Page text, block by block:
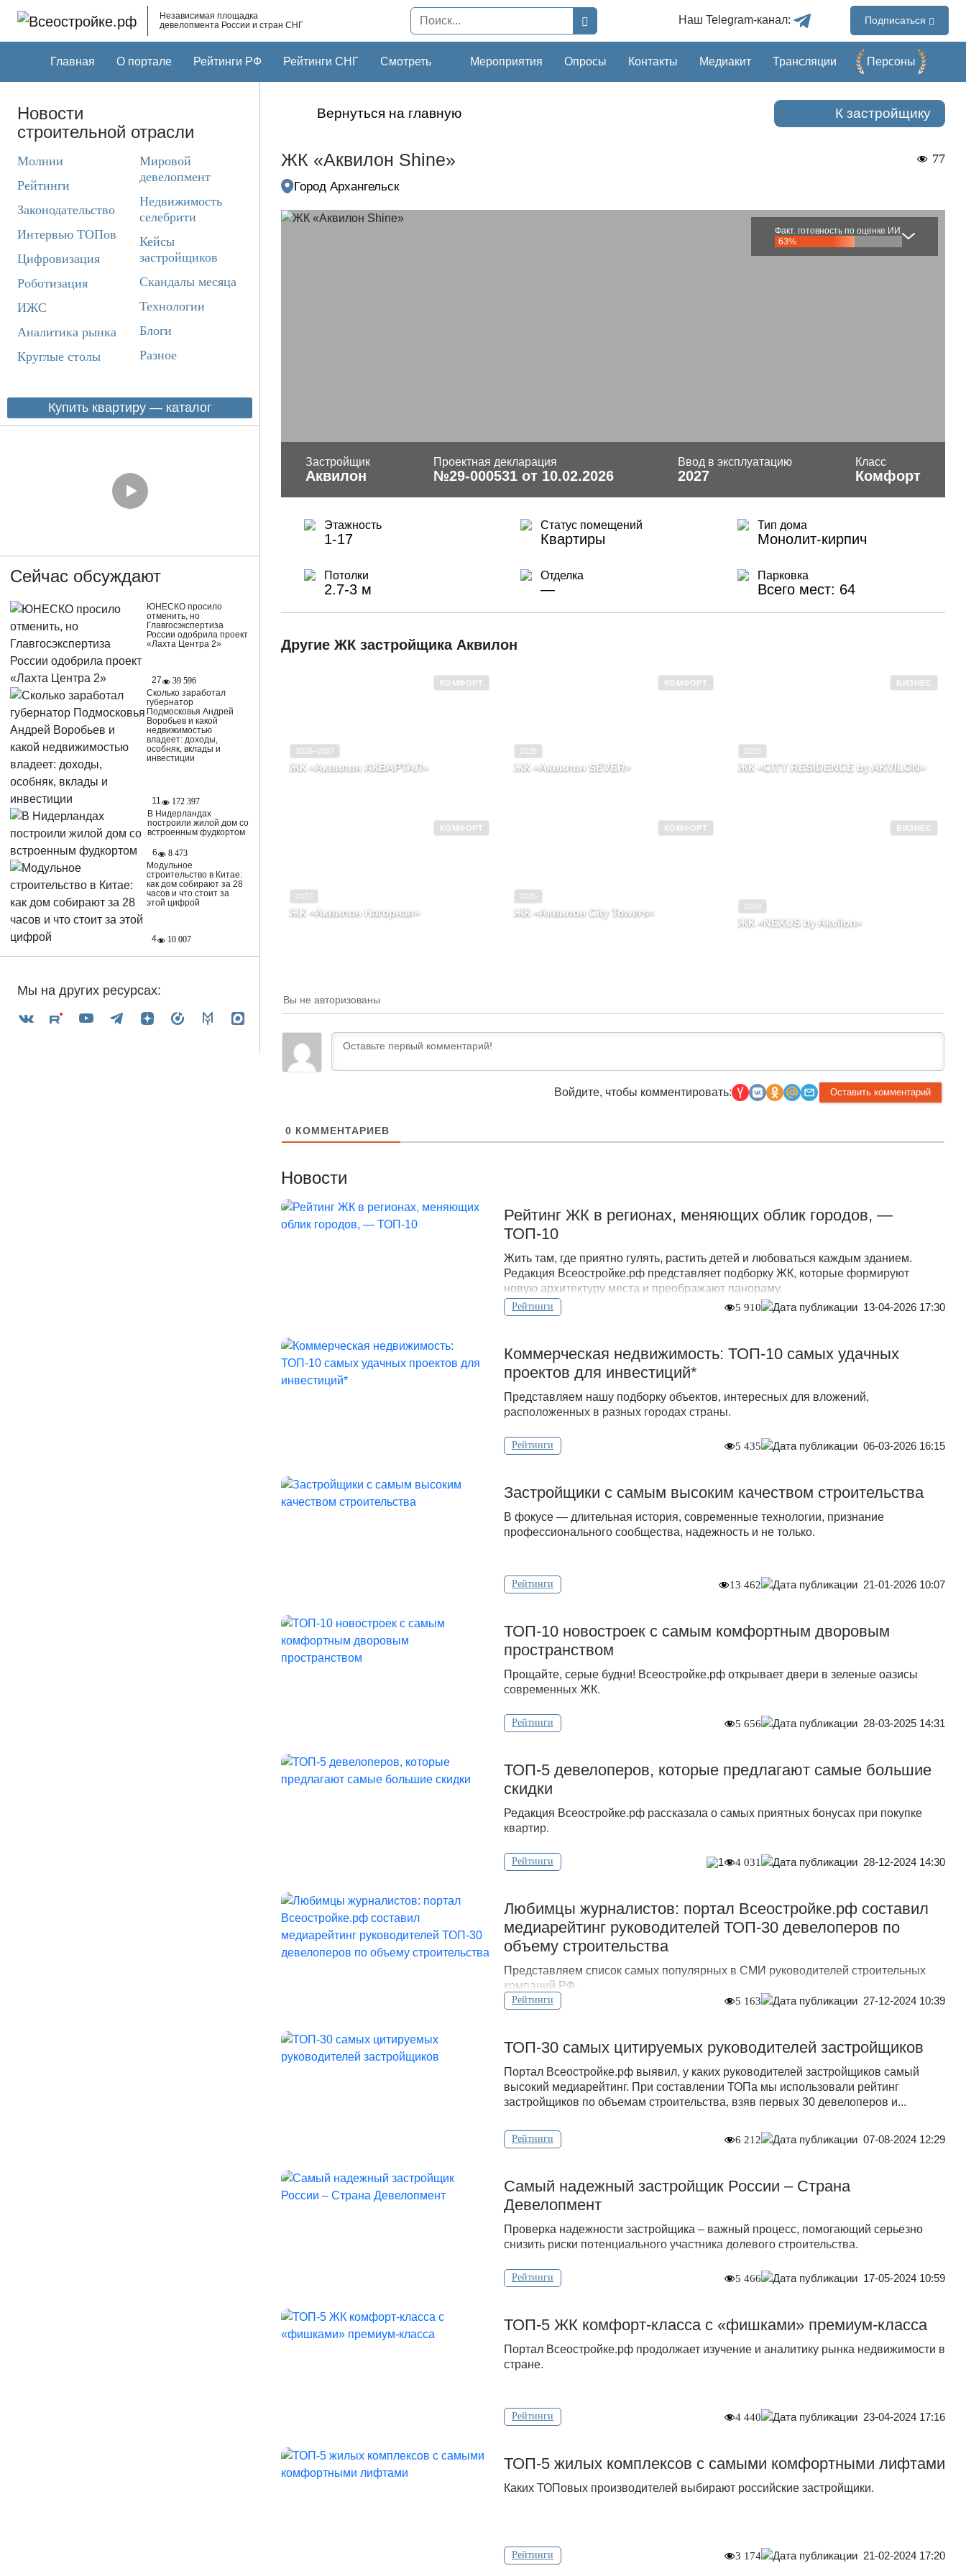
Независимая площадка
девелопмента России и стран СНГ
Наш Telegram-канал: Подписаться
Главная О портале Рейтинги РФ Рейтинги СНГ Смотреть Мероприятия Опросы Контакты Медиакит Трансляции Перcоны
Новости
строительной отрасли
Молнии
Рейтинги
Законодательство
Интервью ТОПов
Цифровизация
Роботизация
ИЖС
Аналитика рынка
Круглые столы
Мировой
девелопмент
Недвижимость
селебрити
Кейсы
застройщиков
Скандалы месяца
Технологии
Блоги
Разное
Купить квартиру — каталог
Сейчас обсуждают
ЮНЕСКО просило
отменить, но
Главгосэкспертиза
России одобрила проект
«Лахта Центра 2»
27
39 596
Сколько заработал
губернатор
Подмосковья Андрей
Воробьев и какой
недвижимостью
владеет: доходы,
особняк, вклады и
инвестиции
11
172 397
В Нидерландах
построили жилой дом со
встроенным фудкортом
6
8 473
Модульное
строительство в Китае:
как дом собирают за 28
часов и что стоит за
этой цифрой
4 10 007
Мы на других ресурсах:
Вернуться на главную К застройщику
ЖК «Аквилон Shine» 77
Город Архангельск
Факт. готовность по оценке ИИ
63%
Застройщик
Аквилон
Проектная декларация
№29-000531 от 10.02.2026
Ввод в эксплуатацию
2027
Класс
Комфорт
Этажность
1-17
Статус помещений
Квартиры
Тип дома
Монолит-кирпич
Потолки
2.7-3 м
Отделка
—
Парковка
Всего мест: 64
Другие ЖК застройщика Аквилон
КОМФОРТ
2026–2027
ЖК «Аквилон АКВАРТАЛ»
КОМФОРТ
2026
ЖК «Аквилон SEVER»
БИЗНЕС
2025
ЖК «CITY RESIDENCE by AKVILON»
КОМФОРТ
2027
ЖК «Аквилон Нагорная»
КОМФОРТ
2025
ЖК «Аквилон City Towers»
БИЗНЕС
2029
ЖК «NEXUS by Akvilon»
Вы не авторизованы
Войдите, чтобы комментировать:
0 КОММЕНТАРИЕВ
Новости
Рейтинг ЖК в регионах, меняющих облик городов, —
ТОП-10
Жить там, где приятно гулять, растить детей и любоваться каждым зданием.
Редакция Всеостройке.рф представляет подборку ЖК, которые формируют
новую архитектуру места и преображают панораму.
Рейтинги 5 910 13-04-2026 17:30
Коммерческая недвижимость: ТОП-10 самых удачных
проектов для инвестиций*
Представляем нашу подборку объектов, интересных для вложений,
расположенных в разных городах страны.
Рейтинги 5 435 06-03-2026 16:15
Застройщики с самым высоким качеством строительства
В фокусе — длительная история, современные технологии, признание
профессионального сообщества, надежность и не только.
Рейтинги 13 462 21-01-2026 10:07
ТОП-10 новостроек с самым комфортным дворовым
пространством
Прощайте, серые будни! Всеостройке.рф открывает двери в зеленые оазисы
современных ЖК.
Рейтинги 5 656 28-03-2025 14:31
ТОП-5 девелоперов, которые предлагают самые большие
скидки
Редакция Всеостройке.рф рассказала о самых приятных бонусах при покупке
квартир.
Рейтинги 1 4 031 28-12-2024 14:30
Любимцы журналистов: портал Всеостройке.рф составил
медиарейтинг руководителей ТОП-30 девелоперов по
объему строительства
Представляем список самых популярных в СМИ руководителей строительных
компаний РФ.
Рейтинги 5 163 27-12-2024 10:39
ТОП-30 самых цитируемых руководителей застройщиков
Портал Всеостройке.рф выявил, у каких руководителей застройщиков самый
высокий медиарейтинг. При составлении ТОПа мы использовали рейтинг
застройщиков по объемам строительства, взяв первых 30 девелоперов и...
Рейтинги 6 212 07-08-2024 12:29
Самый надежный застройщик России – Страна
Девелопмент
Проверка надежности застройщика – важный процесс, помогающий серьезно
снизить риски потенциального участника долевого строительства.
Рейтинги 5 466 17-05-2024 10:59
ТОП-5 ЖК комфорт-класса с «фишками» премиум-класса
Портал Всеостройке.рф продолжает изучение и аналитику рынка недвижимости в
стране.
Рейтинги 4 440 23-04-2024 17:16
ТОП-5 жилых комплексов с самыми комфортными лифтами
Каких ТОПовых производителей выбирают российские застройщики.
Рейтинги 3 174 21-02-2024 17:20